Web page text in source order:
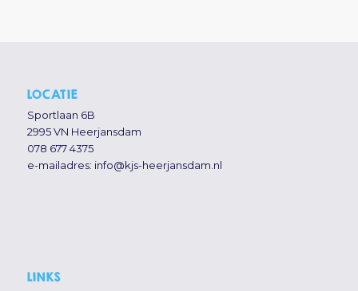
LOCATIE
Sportlaan 6B
2995 VN Heerjansdam
078 677 4375
e-mailadres: info@kjs-heerjansdam.nl
LINKS